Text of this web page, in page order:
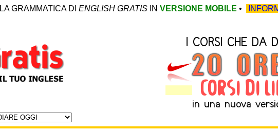
LA GRAMMATICA DI ENGLISH GRATIS IN VERSIONE MOBILE •